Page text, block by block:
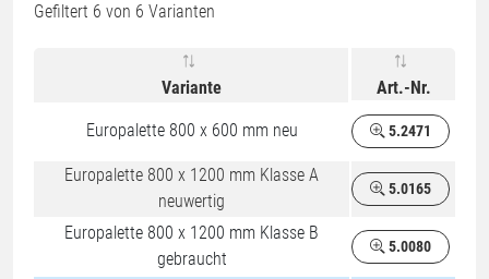
Gefiltert 6 von 6 Varianten
Variante Art.-Nr.
Europalette 800 x 600 mm neu 5.2471
Europalette 800 x 1200 mm Klasse A
neuwertig
5.0165
Europalette 800 x 1200 mm Klasse B
gebraucht
5.0080